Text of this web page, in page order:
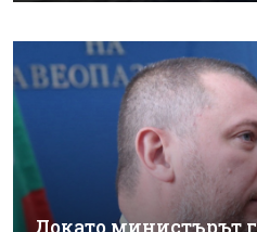
Докато министърът